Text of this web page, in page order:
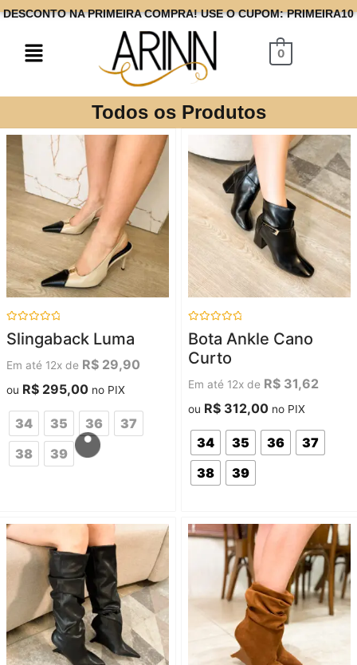
DESCONTO NA PRIMEIRA COMPRA! USE O CUPOM: PRIMEIRA10
0
Todos os Produtos
0
Slingaback Luma
Em até 12x de R$ 29,90
ou R$ 295,00 no PIX
34 35 36
37
38
39
0
5
Bota Ankle Cano
Curto
Em até 12x de R$ 31,62
ou R$ 312,00 no PIX
34 35 36
37
38
39